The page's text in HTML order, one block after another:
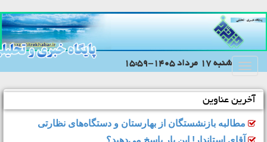
Toggle
شنبه 17 مرداد 1405-15:59
آخرین عناوین
مطالبه بازنشستگان از بهارستان و دستگاه‌های نظارتی
آقای استاندار! این بار پاسخ می‌دهید؟